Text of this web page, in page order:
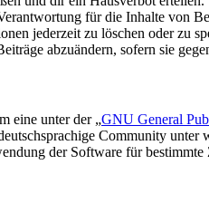
für die Inhalte von
jederzeit zu löschen oder zu
abzuändern, sofern sie
eine unter der „GNU General
Community
der Software für